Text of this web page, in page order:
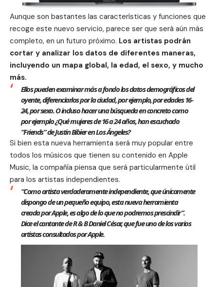
Aunque son bastantes las características y funciones que
recoge este nuevo servicio, parece ser que será aún más
completo, en un futuro próximo. Los artistas podrán
cortar y analizar los datos de diferentes maneras,
incluyendo un mapa global, la edad, el sexo, y mucho
más.
Ellos pueden examinar más a fondo los datos demográficos del
oyente, diferenciarlos por la ciudad, por ejemplo, por edades 16-
24, por sexo. O incluso hacer una búsqueda en concreto como
por ejemplo¿Qué mujeres de 16 a 24 años, han escuchado
“Friends” de Justin Bibier en Los Ángeles?
Si bien esta nueva herramienta será muy popular entre
todos los músicos que tienen su contenido en Apple
Music, la compañía piensa que será particularmente útil
para los artistas independientes.
“Como artista verdaderamente independiente, que únicamente
dispongo de un pequeño equipo, esta nueva herramienta
creada por Apple, es algo de lo que no podremos prescindir”.
Dice el cantante de R & BDaniel César,que fue uno de los varios
artistas consultados por Apple.